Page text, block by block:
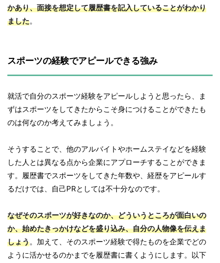
かあり、面接を想定して履歴書を記入していることがわかり
ました。
スポーツの経験でアピールできる強み
就活で自分のスポーツ経験をアピールしようと思ったら、ま
ずはスポーツをしてきたからこそ身につけることができたも
のは何なのか考えてみましょう。
そうすることで、他のアルバイトやホームステイなどを経験
した人とは異なる点から企業にアプローチすることができま
す。履歴書でスポーツをしてきた年数や、経歴をアピールす
るだけでは、自己PRとしては不十分なのです。
なぜそのスポーツが好きなのか、どういうところが面白いの
か、始めたきっかけなどを盛り込み、自分の人物像を伝えま
しょう。加えて、そのスポーツ経験で得たものを企業でどの
ように活かせるのかまでを履歴書に書くようにします。以下